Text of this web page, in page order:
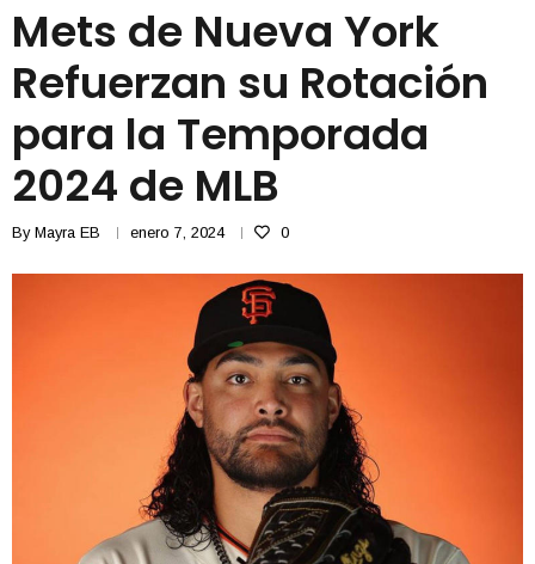
Mets de Nueva York
Refuerzan su Rotación
para la Temporada
2024 de MLB
By Mayra EB enero 7, 2024 0